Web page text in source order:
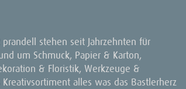
prandell stehen seit Jahrzehnten für
um Schmuck, Papier & Karton,
& Floristik, Werkzeuge &
alles was das Bastlerherz